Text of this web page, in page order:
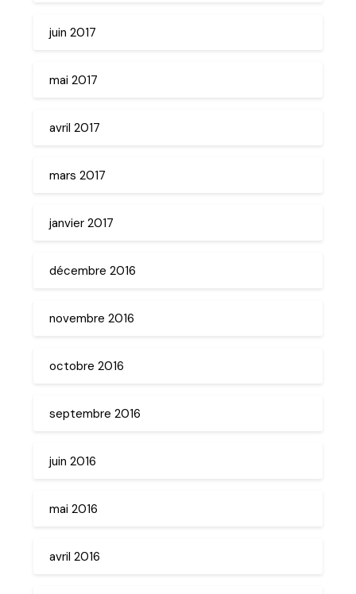
juin 2017
mai 2017
avril 2017
mars 2017
janvier 2017
décembre 2016
novembre 2016
octobre 2016
septembre 2016
juin 2016
mai 2016
avril 2016